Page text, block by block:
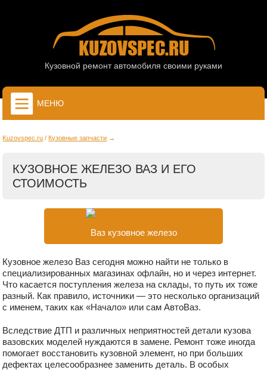
Кузовной ремонт автомобиля своими руками
Kuzovspec.ru Кузовные запчасти
КУЗОВНОЕ ЖЕЛЕЗО ВАЗ И ЕГО
СТОИМОСТЬ
Ваз кузовное железо
Кузовное железо Ваз сегодня можно найти не только в
специализированных магазинах офлайн, но и через интернет.
Что касается поступления железа на склады, то путь их тоже
разный. Как правило, источники — это несколько организаций
с именем, таких как «Начало» или сам АвтоВаз.
Вследствие ДТП и различных неприятностей детали кузова
вазовских моделей нуждаются в замене. Ремонт тоже иногда
помогает восстановить кузовной элемент, но при больших
дефектах целесообразнее заменить деталь. В особых
МЕНЮ